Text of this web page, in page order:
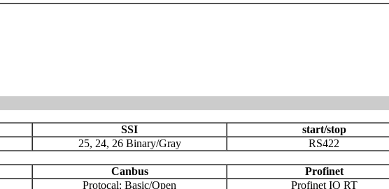
SSI
start/stop
25, 24, 26 Binary/Gray RS422
Canbus
Profinet
Protocal: Basic/Open Profinet IO RT